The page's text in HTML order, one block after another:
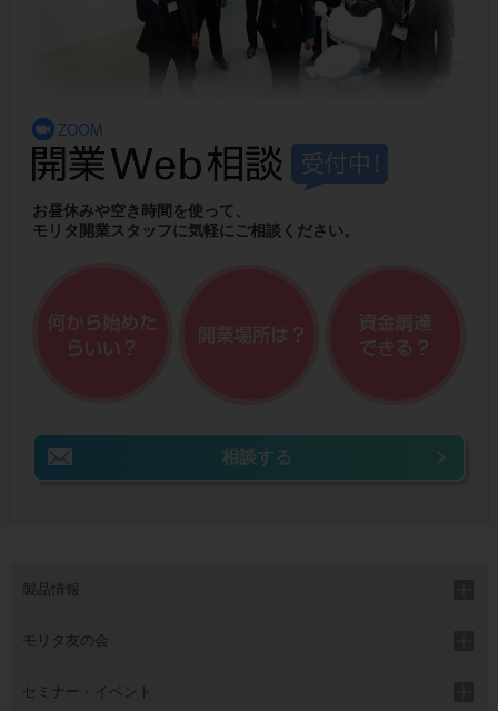
お昼休みや空き時間を使って、
モリタ開業スタッフに気軽にご相談ください。
相談する
製品情報
モリタ友の会
セミナー・イベント